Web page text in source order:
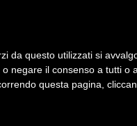
Servizi Company
Telefonia Audio Video
da questo utilizzati si
negare il consenso a tutti o
questa pagina,